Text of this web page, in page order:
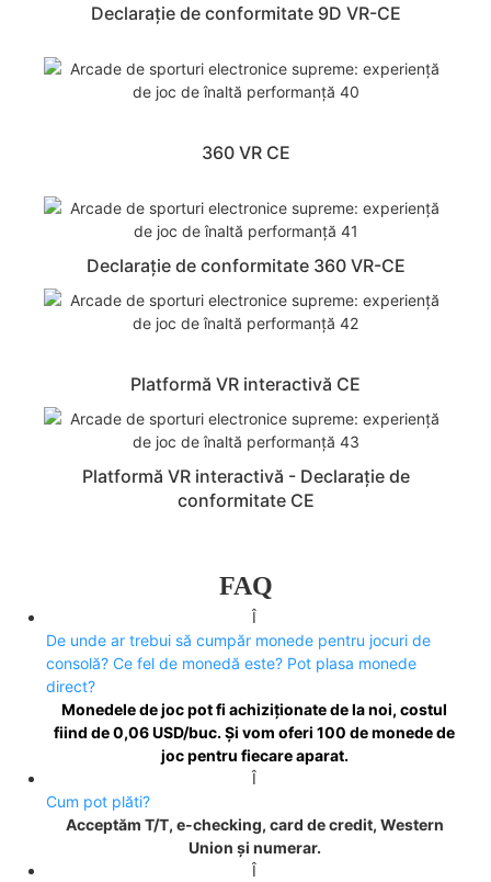
Declarație de conformitate 9D VR-CE
360 VR CE
Declarație de conformitate 360 ​​VR-CE
Platformă VR interactivă CE
Platformă VR interactivă - Declarație de
conformitate CE
FAQ
Î
De unde ar trebui să cumpăr monede pentru jocuri de
consolă? Ce fel de monedă este? Pot plasa monede
direct?
Monedele de joc pot fi achiziționate de la noi, costul
fiind de 0,06 USD/buc. Și vom oferi 100 de monede de
joc pentru fiecare aparat.
Î
Cum pot plăti?
Acceptăm T/T, e-checking, card de credit, Western
Union și numerar.
Î